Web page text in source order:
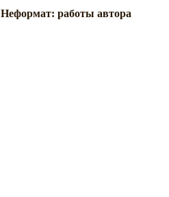
Неформат: работы автора